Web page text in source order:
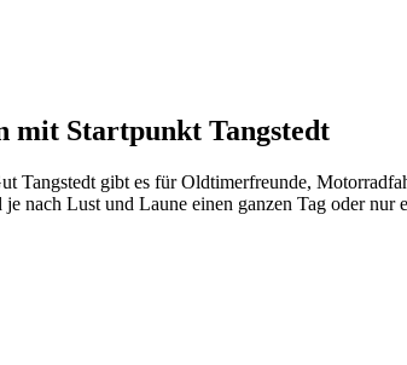
mit Startpunkt Tangstedt
Tangstedt gibt es für Oldtimerfreunde,
nach Lust und Laune einen ganzen Tag oder nur